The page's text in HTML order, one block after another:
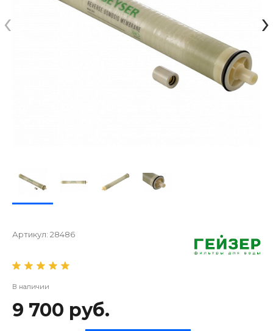
‹ ›
Артикул: 28486
В наличии
9 700 руб.